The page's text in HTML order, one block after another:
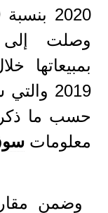
بمبيعاتها
حسب ما
معلومات
وضمن